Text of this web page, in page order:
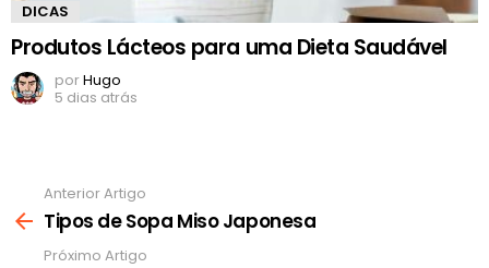
DICAS
Produtos Lácteos para uma Dieta Saudável
porHugo
5 dias atrás
mais
Anterior Artigo
Tipos de Sopa Miso Japonesa
Próximo Artigo